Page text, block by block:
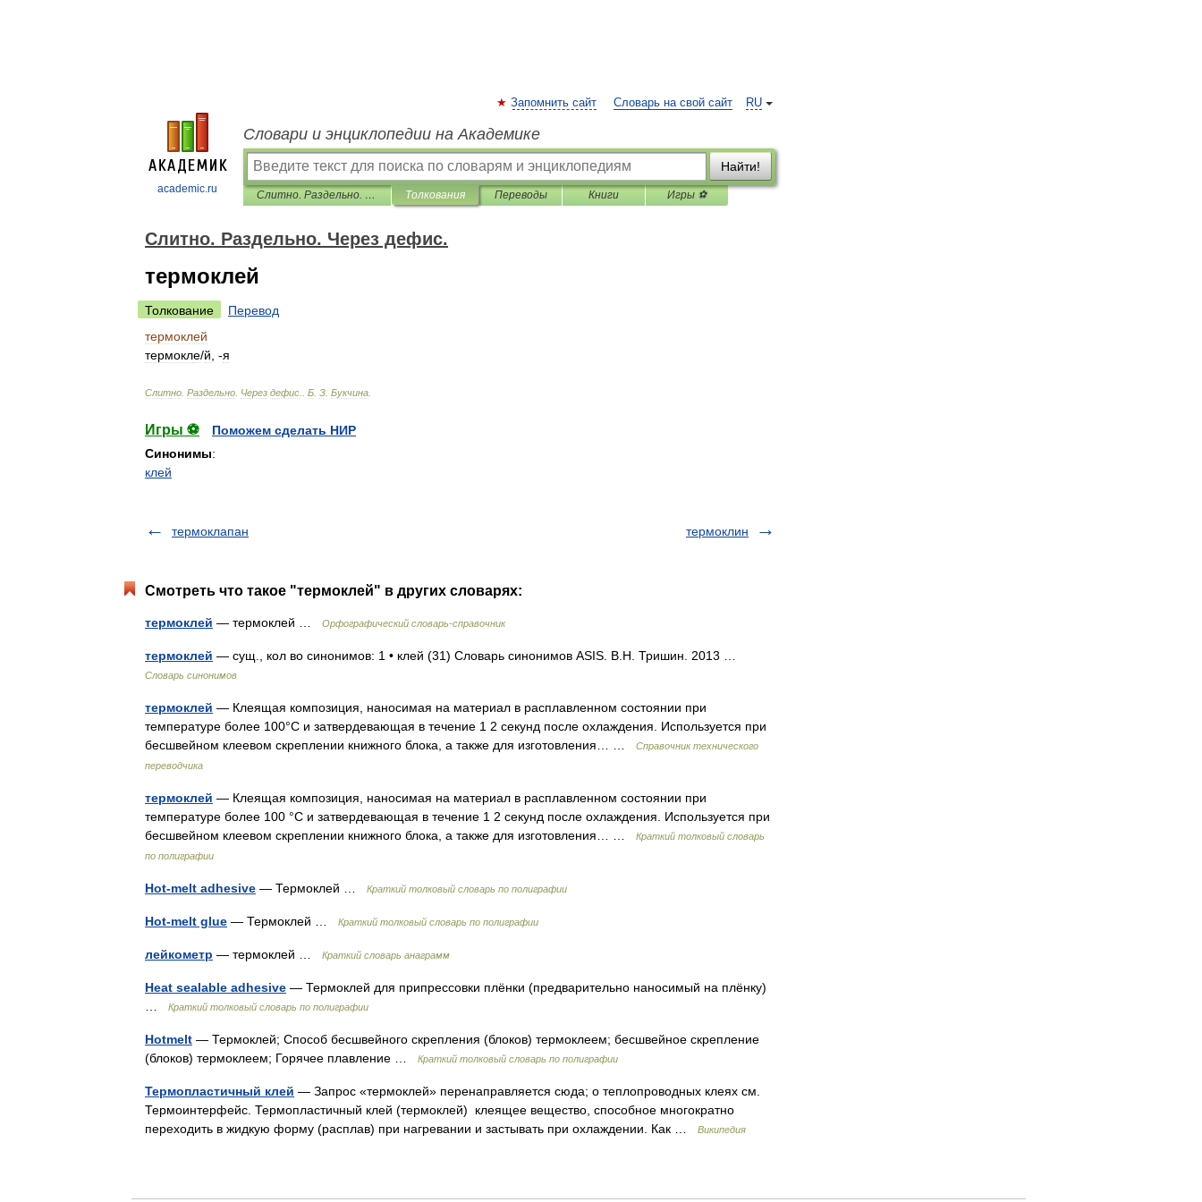
academic.ru
RU
Запомнить сайт Словарь на свой сайт
Словари и энциклопедии на Академике
Найти!
Слитно. Раздельно. Через дефис. Толкования Переводы Книги Игры ⚽
Слитно. Раздельно. Через дефис.
термоклей
Толкование
Перевод
термоклей
термокле/й , -я
Слитно Раздельно Через дефис Б З Букчина
Игры ⚽
Поможем сделать НИР
Синонимы:
клей
термоклапан термоклин
Смотреть что такое "термоклей" в других словарях:
термоклей — термоклей … Орфографический словарь-справочник
термоклей — сущ., кол во синонимов: 1 • клей (31) Словарь синонимов ASIS. В.Н. Тришин. 2013 …
Словарь синонимов
термоклей — Клеящая композиция, наносимая на материал в расплавленном состоянии при
температуре более 100°С и затвердевающая в течение 1 2 секунд после охлаждения. Используется при
бесшвейном клеевом скреплении книжного блока, а также для изготовления… …
Справочник технического
переводчика
термоклей — Клеящая композиция, наносимая на материал в расплавленном состоянии при
температуре более 100 °С и затвердевающая в течение 1 2 секунд после охлаждения. Используется при
бесшвейном клеевом скреплении книжного блока, а также для изготовления… …
Краткий толковый словарь
по полиграфии
Hot-melt adhesive — Термоклей … Краткий толковый словарь по полиграфии
Hot-melt glue — Термоклей … Краткий толковый словарь по полиграфии
лейкометр — термоклей … Краткий словарь анаграмм
Heat sealable adhesive — Термоклей для припрессовки плёнки (предварительно наносимый на плёнку)
Краткий толковый словарь по полиграфии
Hotmelt — Термоклей; Способ бесшвейного скрепления (блоков) термоклеем; бесшвейное скрепление
(блоков) термоклеем; Горячее плавление …
Краткий толковый словарь по полиграфии
Термопластичный клей — Запрос «термоклей» перенаправляется сюда; о теплопроводных клеях см.
Термоинтерфейс. Термопластичный клей (термоклей) клеящее вещество, способное многократно
переходить в жидкую форму (расплав) при нагревании и застывать при охлаждении. Как …
Википедия